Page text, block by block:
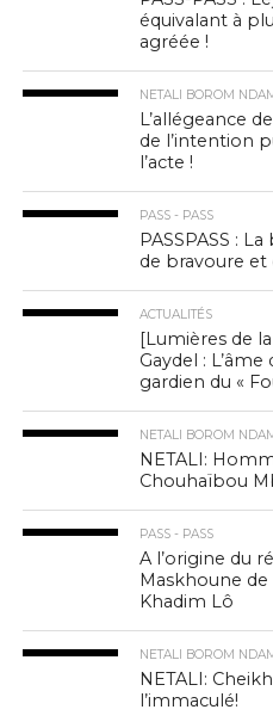
équivalant à
agréée !
NETALI BOROM
L’allégeance
de l’intention
l’acte !
PASS - PASS
PASSPASS :
de bravoure et
ACTUALITÉS
[Lumières de
Gaydel :
gardien du «
NETALI BOROM
NETALI:
Chouhaïbou
PASS - PASS
A l’origine du
Maskhoune de
Khadim Lô
NETALI BOROM
NETALI:
l’immaculé!